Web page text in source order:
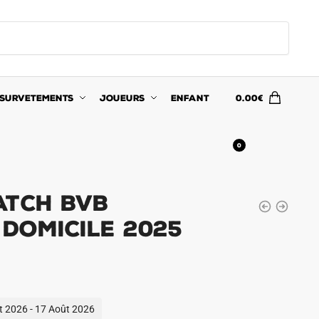
JOUEURS ENFANT 0.00€
0
BVB
2025
2026 - 17 Août 2026